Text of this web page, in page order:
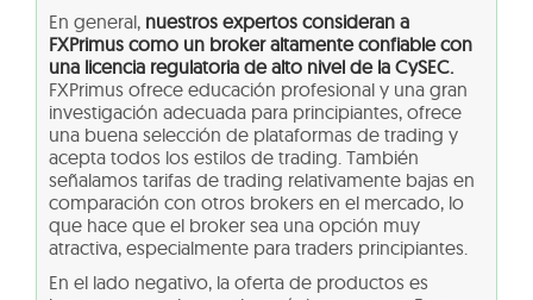
En general, nuestros expertos consideran a
FXPrimus como un broker altamente confiable con
una licencia regulatoria de alto nivel de la CySEC.
FXPrimus ofrece educación profesional y una gran
investigación adecuada para principiantes, ofrece
una buena selección de plataformas de trading y
acepta todos los estilos de trading. También
señalamos tarifas de trading relativamente bajas en
comparación con otros brokers en el mercado, lo
que hace que el broker sea una opción muy
atractiva, especialmente para traders principiantes.
En el lado negativo, la oferta de productos es